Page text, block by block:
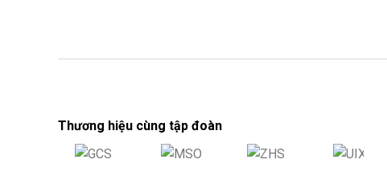
Thương hiệu cùng tập đoàn